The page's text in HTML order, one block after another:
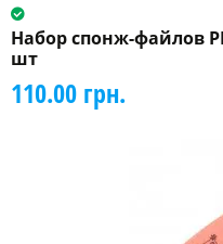
Набор спонж-файлов
шт
110.00 грн.